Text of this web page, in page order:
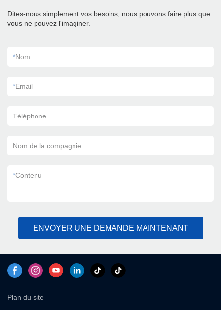
Dites-nous simplement vos besoins, nous pouvons faire plus que
vous ne pouvez l'imaginer.
*Nom
*Email
Téléphone
Nom de la compagnie
*Contenu
ENVOYER UNE DEMANDE MAINTENANT
Plan du site